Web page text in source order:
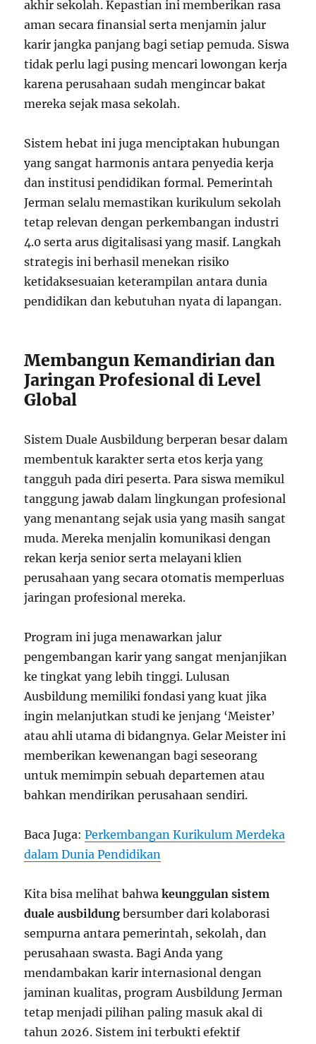
akhir sekolah. Kepastian ini memberikan rasa
aman secara finansial serta menjamin jalur
karir jangka panjang bagi setiap pemuda. Siswa
tidak perlu lagi pusing mencari lowongan kerja
karena perusahaan sudah mengincar bakat
mereka sejak masa sekolah.
Sistem hebat ini juga menciptakan hubungan
yang sangat harmonis antara penyedia kerja
dan institusi pendidikan formal. Pemerintah
Jerman selalu memastikan kurikulum sekolah
tetap relevan dengan perkembangan industri
4.0 serta arus digitalisasi yang masif. Langkah
strategis ini berhasil menekan risiko
ketidaksesuaian keterampilan antara dunia
pendidikan dan kebutuhan nyata di lapangan.
Membangun Kemandirian dan
Jaringan Profesional di Level
Global
Sistem Duale Ausbildung berperan besar dalam
membentuk karakter serta etos kerja yang
tangguh pada diri peserta. Para siswa memikul
tanggung jawab dalam lingkungan profesional
yang menantang sejak usia yang masih sangat
muda. Mereka menjalin komunikasi dengan
rekan kerja senior serta melayani klien
perusahaan yang secara otomatis memperluas
jaringan profesional mereka.
Program ini juga menawarkan jalur
pengembangan karir yang sangat menjanjikan
ke tingkat yang lebih tinggi. Lulusan
Ausbildung memiliki fondasi yang kuat jika
ingin melanjutkan studi ke jenjang ‘Meister’
atau ahli utama di bidangnya. Gelar Meister ini
memberikan kewenangan bagi seseorang
untuk memimpin sebuah departemen atau
bahkan mendirikan perusahaan sendiri.
Baca Juga:Perkembangan Kurikulum Merdeka
dalam Dunia Pendidikan
Kita bisa melihat bahwakeunggulan sistem
duale ausbildung bersumber dari kolaborasi
sempurna antara pemerintah, sekolah, dan
perusahaan swasta. Bagi Anda yang
mendambakan karir internasional dengan
jaminan kualitas, program Ausbildung Jerman
tetap menjadi pilihan paling masuk akal di
tahun 2026. Sistem ini terbukti efektif